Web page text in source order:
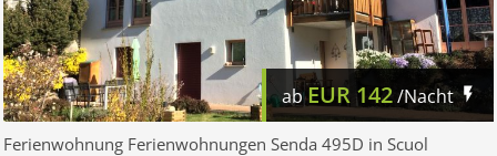
abEUR142/Nacht
Ferienwohnung Ferienwohnungen Senda 495D in Scuol